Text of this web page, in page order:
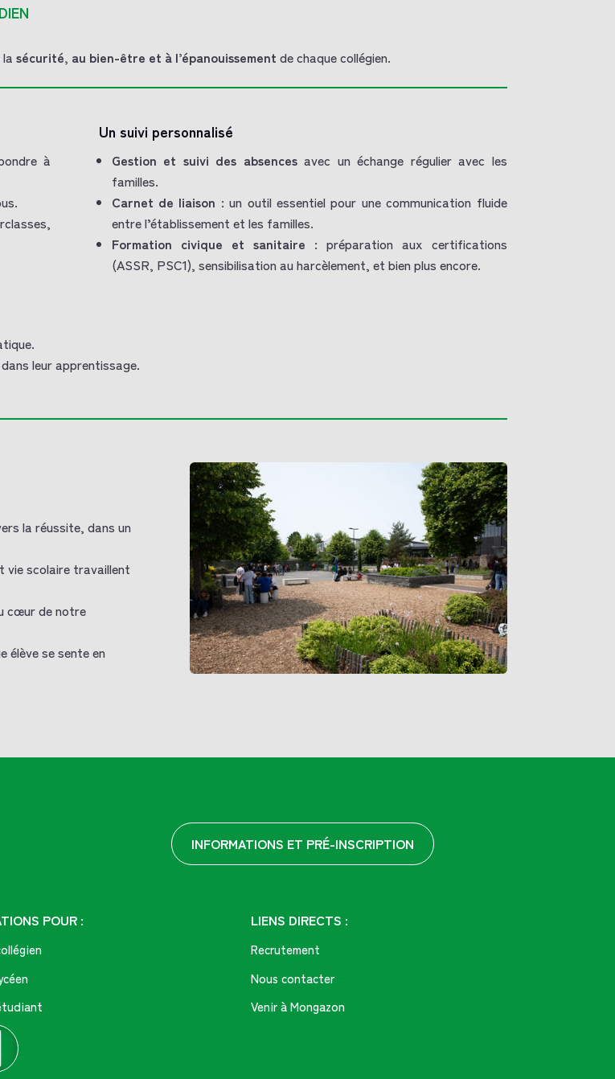
lasécurité, au bien-être et à l’épanouissement de chaque collégien.
à
Un suivi personnalisé
Gestion et suivi des absencesavec un échange régulier avec les
familles.
Carnet de liaison : un outil essentiel pour une communication fluide
entre l’établissement et les familles.
Formation civique et sanitaire : préparation aux certifications
(ASSR, PSC1), sensibilisation au harcèlement, et bien plus encore.
leur apprentissage.
la réussite, dans un
vie scolaire travaillent
cœur de notre
élève se sente en
INFORMATIONS ET PRÉ-INSCRIPTION
POUR : LIENS DIRECTS :
Recrutement
Nous contacter
Venir à Mongazon